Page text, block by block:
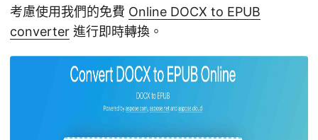
考慮使用我們的免費 Online DOCX to EPUB
converter 進行即時轉換。